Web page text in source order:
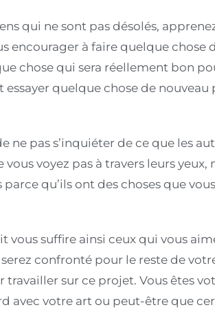
qui ne sont pas désolés,
encourager à faire quelque
chose qui sera réellement bon
quelque chose de nouveau
ne pas s’inquiéter de ce que les
voyez pas à travers leurs yeux,
qu’ils ont des choses que
vous suffire ainsi ceux qui vous
confronté pour le reste de
travailler sur ce projet. Vous êtes
avec votre art ou peut-être que